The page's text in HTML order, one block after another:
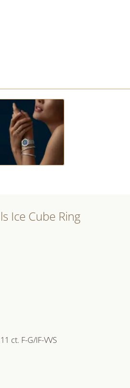
Ice Cube Ring
ct. F-G/IF-VVS